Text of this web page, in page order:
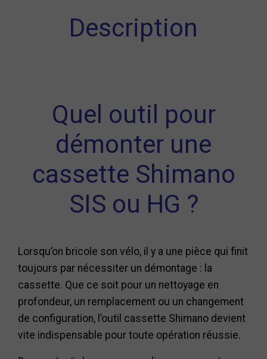
Description
Quel outil pour
démonter une
cassette Shimano
SIS ou HG ?
Lorsqu’on bricole son vélo, il y a une pièce qui finit
toujours par nécessiter un démontage : la
cassette. Que ce soit pour un nettoyage en
profondeur, un remplacement ou un changement
de configuration, l’outil cassette Shimano devient
vite indispensable pour toute opération réussie.